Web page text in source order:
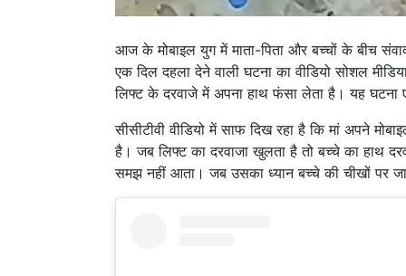
आज के मोबाइल युग में माता-पिता और बच्चों के बीच
एक दिल दहला देने वाली घटना का वीडियो सोशल
लिफ्ट के दरवाजे में अपना हाथ फंसा लेता है। यह घटना
सीसीटीवी वीडियो में साफ दिख रहा है कि मां अपने
है। जब लिफ्ट का दरवाजा खुलता है तो बच्चे का हाथ
समझ नहीं आता। जब उसका ध्यान बच्चे की चीखों पर